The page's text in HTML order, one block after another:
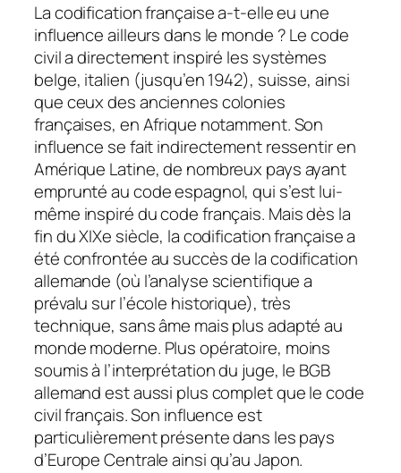
La codification française a-t-elle eu une
influence ailleurs dans le monde ? Le code
civil a directement inspiré les systèmes
belge, italien (jusqu’en 1942), suisse, ainsi
que ceux des anciennes colonies
françaises, en Afrique notamment. Son
influence se fait indirectement ressentir en
Amérique Latine, de nombreux pays ayant
emprunté au code espagnol, qui s’est lui-
même inspiré du code français. Mais dès la
fin du XIXe siècle, la codification française a
été confrontée au succès de la codification
allemande (où l’analyse scientifique a
prévalu sur l’école historique), très
technique, sans âme mais plus adapté au
monde moderne. Plus opératoire, moins
soumis à l’interprétation du juge, le BGB
allemand est aussi plus complet que le code
civil français. Son influence est
particulièrement présente dans les pays
d’Europe Centrale ainsi qu’au Japon.